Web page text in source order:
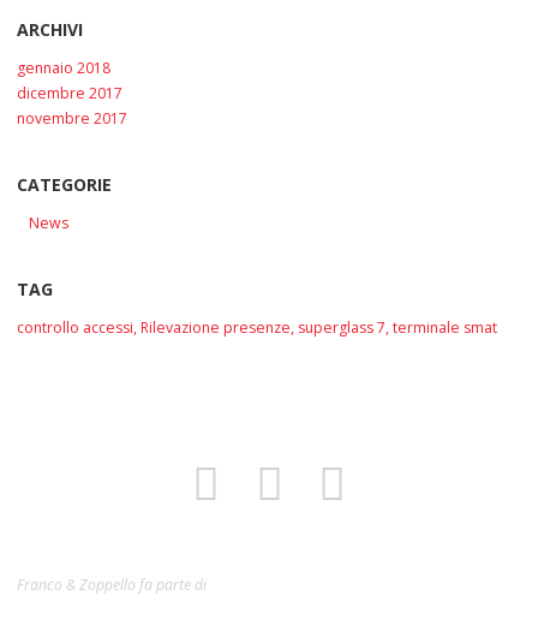
ARCHIVI
gennaio 2018
dicembre 2017
novembre 2017
CATEGORIE
News
TAG
controllo accessi,Rilevazione presenze, superglass 7,terminale smat
Franco & Zoppello fa parte di